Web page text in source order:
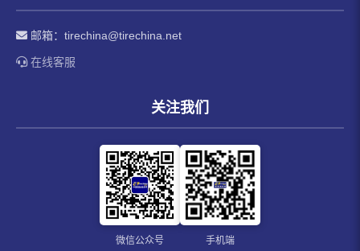
邮箱： tirechina@tirechina.net
在线客服
关注我们
微信公众号 手机端